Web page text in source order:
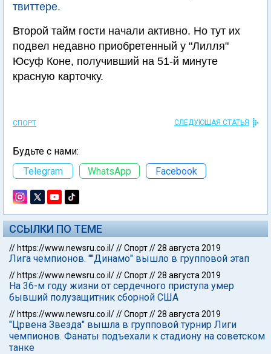
твиттере.
Второй тайм гости начали активно. Но тут их
подвел недавно приобретенный у "Лилля"
Юсуф Коне, получивший на 51-й минуте
красную карточку.
СПОРТ СЛЕДУЮЩАЯ СТАТЬЯ
Будьте с нами:
Telegram
WhatsApp Facebook
ССЫЛКИ ПО ТЕМЕ
// https://www.newsru.co.il///Спорт//28 августа 2019
Лига чемпионов. ""Динамо" вышло в групповой этап
// https://www.newsru.co.il///Спорт//28 августа 2019
На 36-м году жизни от сердечного приступа умер
бывший полузащитник сборной США
// https://www.newsru.co.il///Спорт//28 августа 2019
"Црвена Звезда" вышла в групповой турнир Лиги
чемпионов. Фанаты подъехали к стадиону на советском
танке